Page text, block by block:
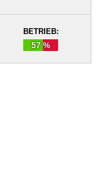
BETRIEB:
57 %